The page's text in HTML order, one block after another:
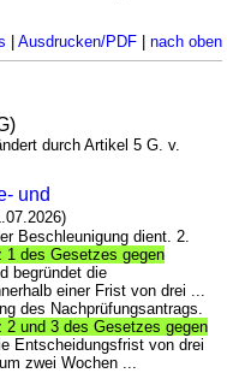
| Ausdrucken/PDF| nach oben
durch Artikel 5 G. v.
und
Beschleunigung dient. 2.
1 des Gesetzes gegen
begründet die
einer Frist von drei ...
des Nachprüfungsantrags.
2 und 3 des Gesetzes gegen
Entscheidungsfrist von drei
zwei Wochen ...